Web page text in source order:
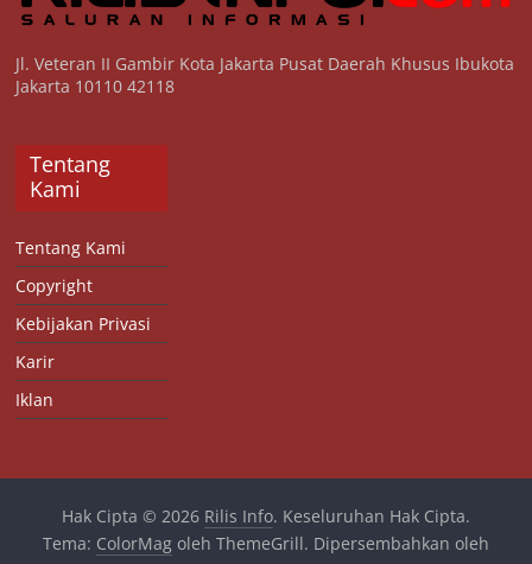
Jl. Veteran II Gambir Kota Jakarta Pusat Daerah Khusus Ibukota
Jakarta 10110 42118
Tentang
Kami
Tentang Kami
Copyright
Kebijakan Privasi
Karir
Iklan
Hak Cipta © 2026 Rilis Info. Keseluruhan Hak Cipta.
Tema: ColorMagoleh ThemeGrill. Dipersembahkan oleh